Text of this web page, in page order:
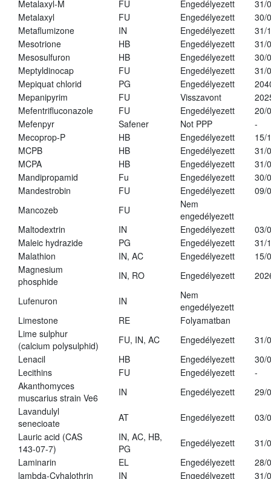
Metalaxyl-M
FU Engedélyezett
31/
Metalaxyl
FU Engedélyezett
30/
Metaflumizone
IN Engedélyezett
31/
Mesotrione
HB Engedélyezett
31/
Mesosulfuron
HB Engedélyezett
30/
Meptyldinocap
FU Engedélyezett
31/
Mepiquat chlorid
PG Engedélyezett
Mepanipyrim
FU Visszavont
Mefentrifluconazole
FU Engedélyezett
20/
Mefenpyr
Safener Not PPP
-
Mecoprop-P
HB Engedélyezett
15/
MCPB
HB Engedélyezett
31/
MCPA
HB Engedélyezett
31/
Mandipropamid
Fu Engedélyezett
30/
Mandestrobin
FU Engedélyezett
09/
Mancozeb
FU
Nem
engedélyezett
Maltodextrin
IN Engedélyezett
03/
Maleic hydrazide
PG Engedélyezett
31/
Malathion
IN, AC Engedélyezett
15/
Magnesium
phosphide
IN, RO Engedélyezett
Lufenuron IN
Nem
engedélyezett
Limestone
RE
Folyamatban
Lime sulphur
(calcium polysulphid)
FU, IN, AC Engedélyezett
31/
Lenacil
HB Engedélyezett
30/
Lecithins
FU Engedélyezett
-
Akanthomyces
muscarius strain Ve6
IN Engedélyezett
29/
Lavandulyl
senecioate
AT Engedélyezett
03/
Lauric acid (CAS
143-07-7)
IN, AC, HB,
PG
Engedélyezett
31/
Laminarin
EL Engedélyezett
28/
lambda-Cyhalothrin
IN Engedélyezett 31/